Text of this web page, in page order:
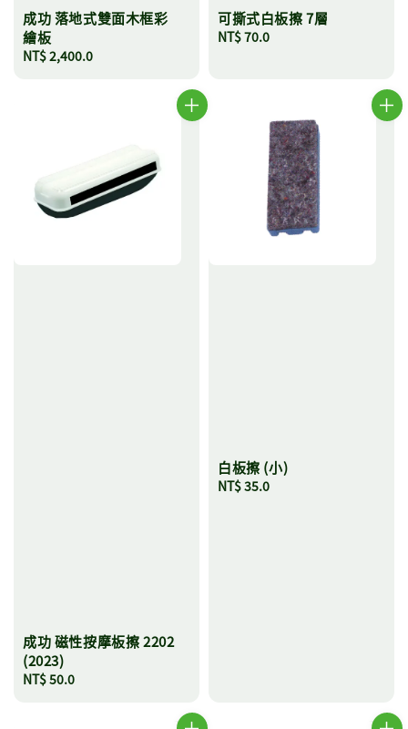
成功 落地式雙面木框彩
繪板
Regular
NT$ 2,400.0
可撕式白板擦 7層
Regular
NT$ 70.0
成功 磁性按摩板擦 2202
(2023)
Regular
NT$ 50.0
白板擦 (小)
Regular
NT$ 35.0